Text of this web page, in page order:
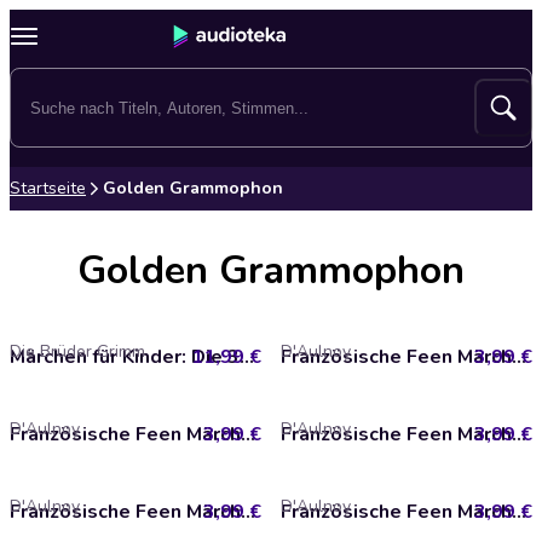
Startseite Golden Grammophon
Golden Grammophon
Märchen für Kinder: Die 30 schönsten Märchen der Brüder Grimm
Die Brüder Grimm 11,99 € Französische Feen Märchen: Prinzessin Rosette
D'Aulnoy 3,99 €
Französische Feen Märchen: Finette
D'Aulnoy 3,99 € Französische Feen Märchen: Der Prinz Kobold
D'Aulnoy 3,99 €
Französische Feen Märchen: Der goldene Zweig
D'Aulnoy 3,99 € Französische Feen Märchen: Das gute Mäuschen
D'Aulnoy 3,99 €